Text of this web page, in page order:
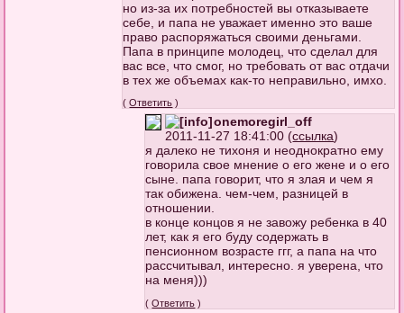
но из-за их потребностей вы отказываете
себе, и папа не уважает именно это ваше
право распоряжаться своими деньгами.
Папа в принципе молодец, что сделал для
вас все, что смог, но требовать от вас отдачи
в тех же объемах как-то неправильно, имхо.
(Ответить )
onemoregirl_off
2011-11-27 18:41:00 (ссылка)
я далеко не тихоня и неоднократно ему
говорила свое мнение о его жене и о его
сыне. папа говорит, что я злая и чем я
так обижена. чем-чем, разницей в
отношении.
в конце концов я не завожу ребенка в 40
лет, как я его буду содержать в
пенсионном возрасте ггг, а папа на что
рассчитывал, интересно. я уверена, что
на меня)))
(Ответить )